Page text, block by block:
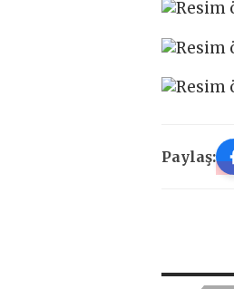
Paylaş: